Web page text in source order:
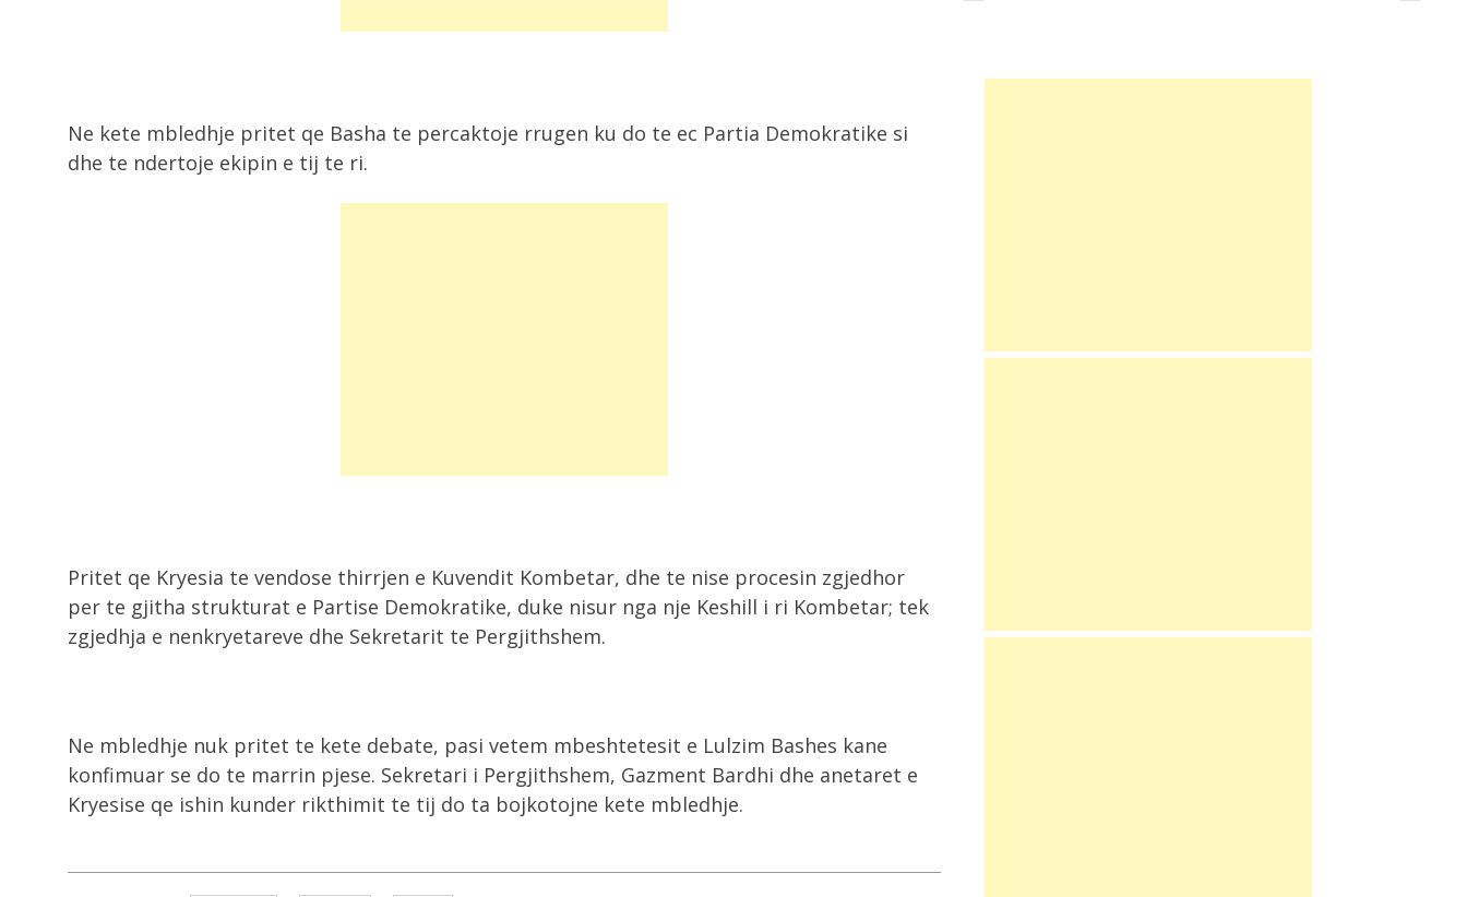
Ne kete mbledhje pritet qe Basha te percaktoje rrugen ku do te ec Partia Demokratike si
dhe te ndertoje ekipin e tij te ri.
Pritet qe Kryesia te vendose thirrjen e Kuvendit Kombetar, dhe te nise procesin zgjedhor
per te gjitha strukturat e Partise Demokratike, duke nisur nga nje Keshill i ri Kombetar; tek
zgjedhja e nenkryetareve dhe Sekretarit te Pergjithshem.
Ne mbledhje nuk pritet te kete debate, pasi vetem mbeshtetesit e Lulzim Bashes kane
konfimuar se do te marrin pjese. Sekretari i Pergjithshem, Gazment Bardhi dhe anetaret e
Kryesise qe ishin kunder rikthimit te tij do ta bojkotojne kete mbledhje.